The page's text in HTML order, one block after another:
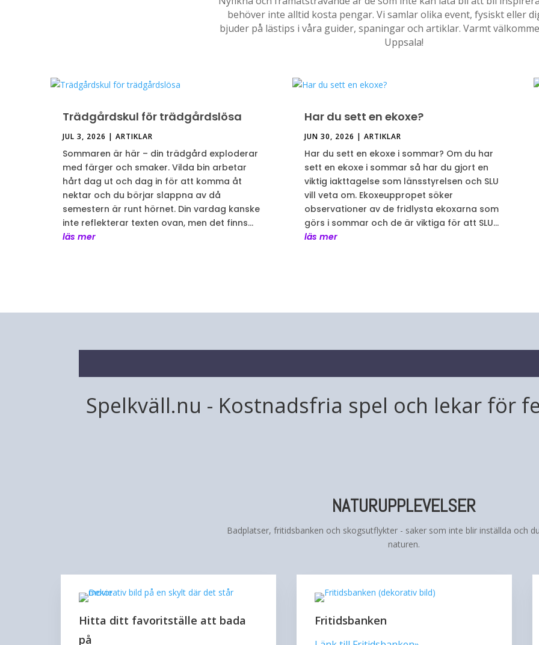
behöver inte alltid kosta pengar. Vi samlar olika event, fysiskt eller
bjuder på lästips i våra guider, spaningar och artiklar. Varmt
Uppsala!
Trädgårdskul för trädgårdslösa
JUL 3, 2026 | ARTIKLAR
Sommaren är här – din trädgård exploderar
med färger och smaker. Vilda bin arbetar
hårt dag ut och dag in för att komma åt
nektar och du börjar slappna av då
semestern är runt hörnet. Din vardag kanske
inte reflekterar texten ovan, men det finns...
läs mer
Har du sett en ekoxe?
JUN 30, 2026 | ARTIKLAR
Har du sett en ekoxe i sommar? Om du har
sett en ekoxe i sommar så har du gjort en
viktig iakttagelse som länsstyrelsen och SLU
vill veta om. Ekoxeuppropet söker
observationer av de fridlysta ekoxarna som
görs i sommar och de är viktiga för att SLU...
läs mer
Spelkväll.nu - Kostnadsfria spel och lekar för
NATURUPPLEVELSER
Badplatser, fritidsbanken och skogsutflykter - saker som inte blir inställda och
naturen.
Hitta ditt favoritställe att bada
på
Fritidsbanken